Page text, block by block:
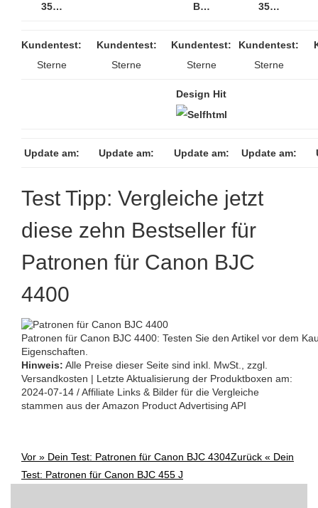
35…
B…
35…
Kundentest:
Sterne
Kundentest:
Sterne
Kundentest:
Sterne
Kundentest:
Sterne
Design Hit
Update am: Update am: Update am: Update am:
Test Tipp: Vergleiche jetzt
diese zehn Bestseller für
Patronen für Canon BJC
4400
Patronen für Canon BJC 4400: Testen Sie den Artikel vor dem
Eigenschaften.
Hinweis: Alle Preise dieser Seite sind inkl. MwSt., zzgl.
Versandkosten | Letzte Aktualisierung der Produktboxen am:
2024-07-14 / Affiliate Links & Bilder für die Vergleiche
stammen aus der Amazon Product Advertising API
Post
Vor » Dein Test: Patronen für Canon BJC 4304Zurück « Dein
Test: Patronen für Canon BJC 455 J